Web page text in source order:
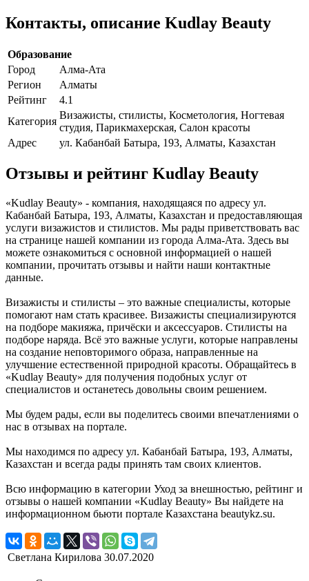
Контакты, описание Kudlay Beauty
Образование
Город
Алма-Ата
Регион
Алматы
Рейтинг
4.1
Категория
Визажисты, стилисты, Косметология, Ногтевая
студия, Парикмахерская, Салон красоты
Адрес
ул. Кабанбай Батыра, 193, Алматы, Казахстан
Отзывы и рейтинг Kudlay Beauty
«Kudlay Beauty» - компания, находящаяся по адресу ул.
Кабанбай Батыра, 193, Алматы, Казахстан и предоставляющая
услуги визажистов и стилистов. Мы рады приветствовать вас
на странице нашей компании из города Алма-Ата. Здесь вы
можете ознакомиться с основной информацией о нашей
компании, прочитать отзывы и найти наши контактные
данные.
Визажисты и стилисты – это важные специалисты, которые
помогают нам стать красивее. Визажисты специализируются
на подборе макияжа, причёски и аксессуаров. Стилисты на
подборе наряда. Всё это важные услуги, которые направлены
на создание неповторимого образа, направленные на
улучшение естественной природной красоты. Обращайтесь в
«Kudlay Beauty» для получения подобных услуг от
специалистов и останетесь довольны своим решением.
Мы будем рады, если вы поделитесь своими впечатлениями о
нас в отзывах на портале.
Мы находимся по адресу ул. Кабанбай Батыра, 193, Алматы,
Казахстан и всегда рады принять там своих клиентов.
Всю информацию в категории Уход за внешностью, рейтинг и
отзывы о нашей компании «Kudlay Beauty» Вы найдете на
информационном бьюти портале Казахстана beautykz.su.
Светлана Кирилова 30.07.2020